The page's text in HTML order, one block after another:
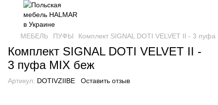
МЕБЕЛЬ ПУФЫ Комплект SIGNAL DOTI VELVET II - 3 пуфа
Комплект SIGNAL DOTI VELVET II -
3 пуфа MIX беж
Артикул: DOTIVZIIBE Оставить отзыв